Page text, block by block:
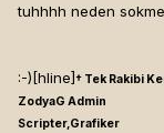
tuhhhh neden
:-)[hline]† Tek Rakibi
ZodyaG Admin
Scripter,Grafiker